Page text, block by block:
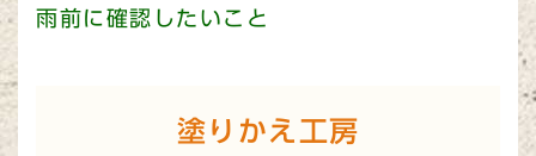
雨前に確認したいこと
塗りかえ工房